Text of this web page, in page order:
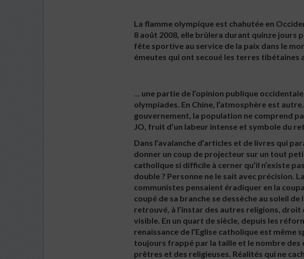
La flamme olympique est chahutée en
8 août 2008, elle brûlera durant quinze jours
fête sportive au service de la paix dans le
émeutes qui ont secoué les terres tibétaines
… une partie de l’opinion publique
olympiades. En Chine, l’atmosphère est
gouvernement, la population ne comprend
JO, fruit d’un labeur intense et symbole du
Dans l’avalanche d’articles et de livres qui
donner un coup de projecteur sur un tout
catholique si difficile à cerner qu’il n’existe
double ? Personne ne le sait avec précision.
communistes pensaient éradiquer en la
coupé de sa branche se dessèche au soleil
retrouvé, à l’instar des autres religions,
visible. En un quart de siècle, depuis les
renaissance de l’Eglise catholique est
toujours frappé par la taille et le nombre des
prêtres et des religieuses. Réalités qui ne